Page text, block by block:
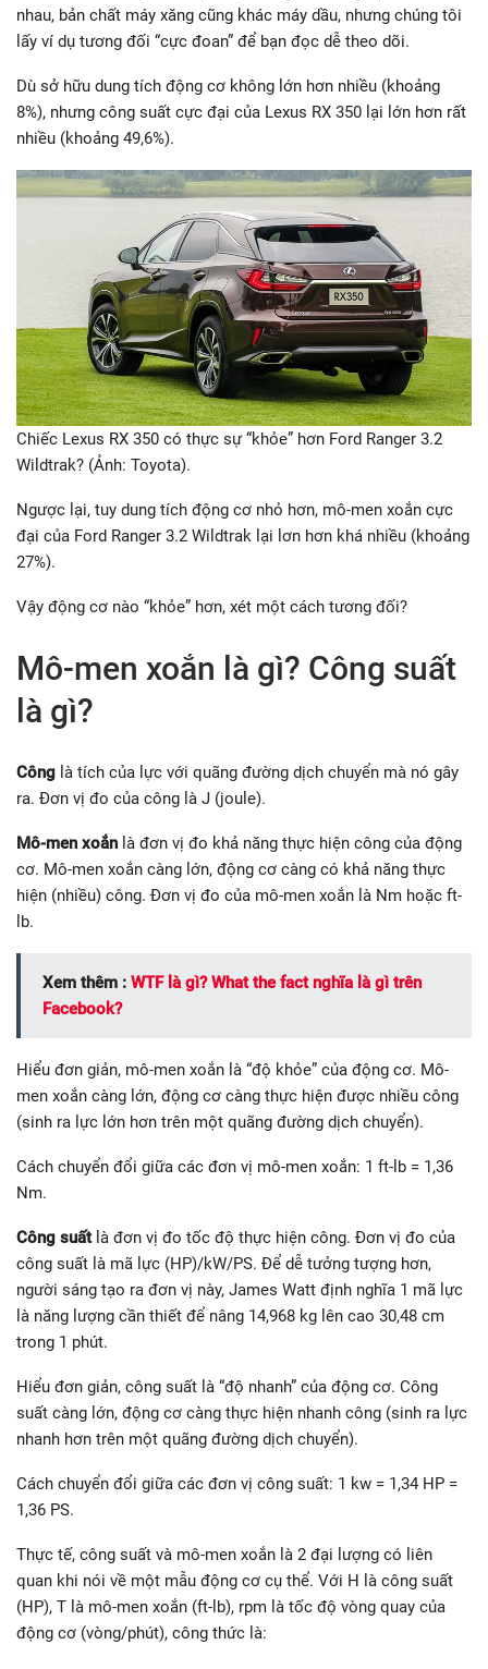
nhau, bản chất máy xăng cũng khác máy dầu, nhưng chúng tôi
lấy ví dụ tương đối “cực đoan” để bạn đọc dễ theo dõi.
Dù sở hữu dung tích động cơ không lớn hơn nhiều (khoảng
8%), nhưng công suất cực đại của Lexus RX 350 lại lớn hơn rất
nhiều (khoảng 49,6%).
Chiếc Lexus RX 350 có thực sự “khỏe” hơn Ford Ranger 3.2
Wildtrak? (Ảnh: Toyota).
Ngược lại, tuy dung tích động cơ nhỏ hơn, mô-men xoắn cực
đại của Ford Ranger 3.2 Wildtrak lại lơn hơn khá nhiều (khoảng
27%).
Vậy động cơ nào “khỏe” hơn, xét một cách tương đối?
Mô-men xoắn là gì? Công suất
là gì?
Công là tích của lực với quãng đường dịch chuyển mà nó gây
ra. Đơn vị đo của công là J (joule).
Mô-men xoắn là đơn vị đo khả năng thực hiện công của động
cơ. Mô-men xoắn càng lớn, động cơ càng có khả năng thực
hiện (nhiều) công. Đơn vị đo của mô-men xoắn là Nm hoặc ft-
lb.
Xem thêm : WTF là gì? What the fact nghĩa là gì trên
Facebook?
Hiểu đơn giản, mô-men xoắn là “độ khỏe” của động cơ. Mô-
men xoắn càng lớn, động cơ càng thực hiện được nhiều công
(sinh ra lực lớn hơn trên một quãng đường dịch chuyển).
Cách chuyển đổi giữa các đơn vị mô-men xoắn: 1 ft-lb = 1,36
Nm.
Công suấtlà đơn vị đo tốc độ thực hiện công. Đơn vị đo của
công suất là mã lực (HP)/kW/PS. Để dễ tưởng tượng hơn,
người sáng tạo ra đơn vị này, James Watt định nghĩa 1 mã lực
là năng lượng cần thiết để nâng 14,968 kg lên cao 30,48 cm
trong 1 phút.
Hiểu đơn giản, công suất là “độ nhanh” của động cơ. Công
suất càng lớn, động cơ càng thực hiện nhanh công (sinh ra lực
nhanh hơn trên một quãng đường dịch chuyển).
Cách chuyển đổi giữa các đơn vị công suất: 1 kw = 1,34 HP =
1,36 PS.
Thực tế, công suất và mô-men xoắn là 2 đại lượng có liên
quan khi nói về một mẫu động cơ cụ thể. Với H là công suất
(HP), T là mô-men xoắn (ft-lb), rpm là tốc độ vòng quay của
động cơ (vòng/phút), công thức là: